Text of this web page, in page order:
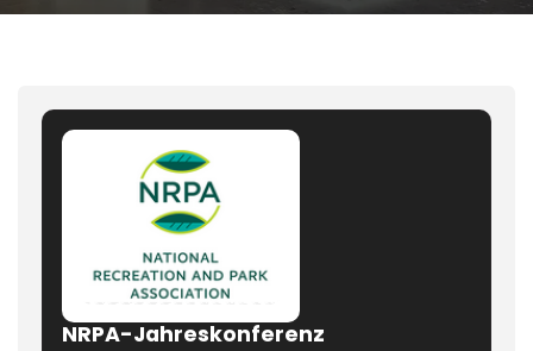
NRPA-Jahreskonferenz